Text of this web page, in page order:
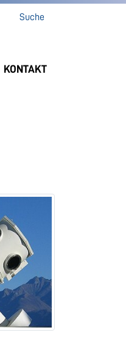
Suche
KONTAKT